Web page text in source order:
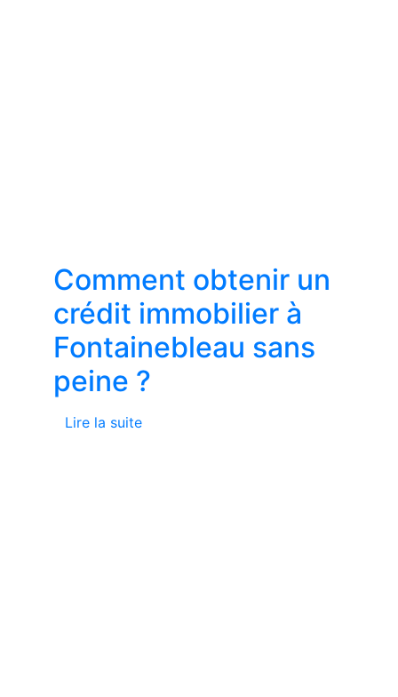
Comment obtenir un
crédit immobilier à
Fontainebleau sans
peine ?
Lire la suite